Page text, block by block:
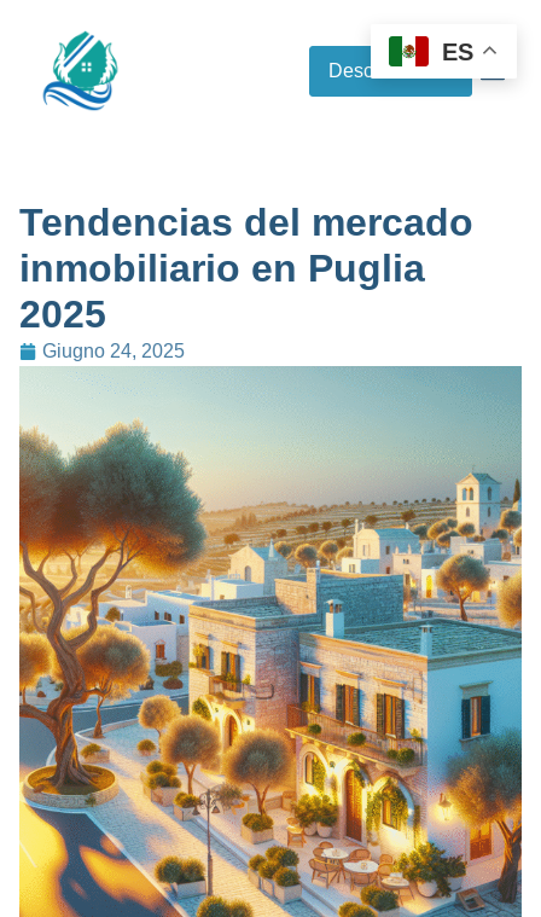
Descubre más
Tendencias del mercado
inmobiliario en Puglia
2025
Giugno 24, 2025
ES